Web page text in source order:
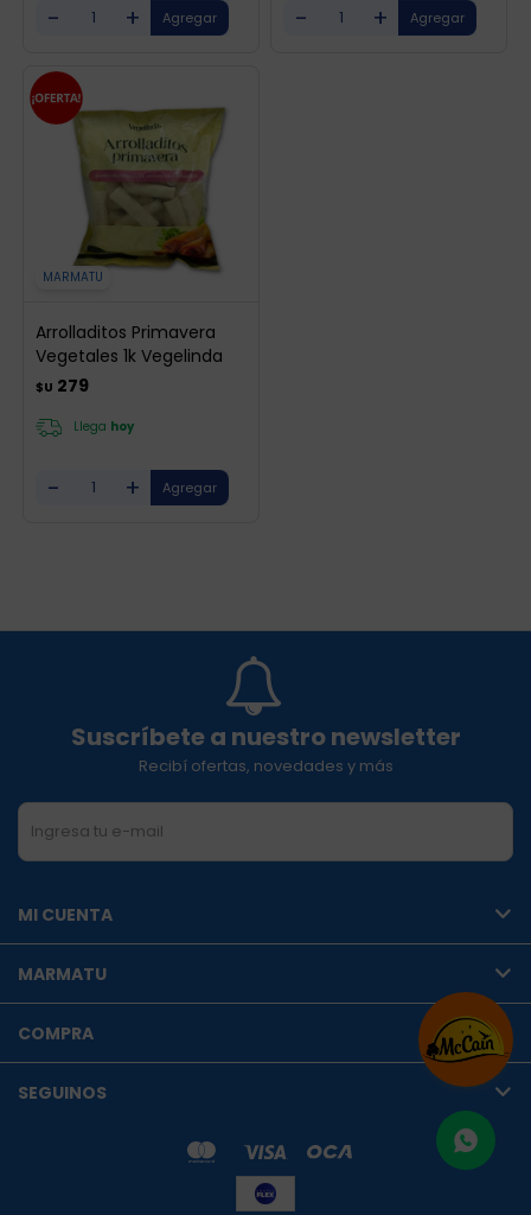
- + - +
MARMATU
Arrolladitos Primavera
Vegetales 1k Vegelinda
$U 279
Llega hoy
- +
Suscríbete a nuestro newsletter
Recibí ofertas, novedades y más
MI CUENTA
MARMATU
COMPRA
SEGUINOS